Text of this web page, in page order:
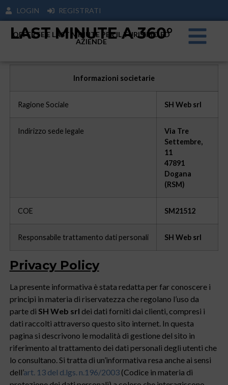
LOGIN REGISTRATI
LAST MINUTE A 360°
OFFERTE E LAST MINUTE PER IL TURISIMO ED
AZIENDE
Informazioni societarie
Ragione Sociale SH Web srl
Indirizzo sede legale
Via Tre
Settembre,
11
47891
Dogana
(RSM)
COE SM21512
Responsabile trattamento dati personali SH Web srl
Privacy Policy
La presente informativa è stata redatta per far conoscere i
principi in materia di riservatezza che regolano l’uso da
parte di SH Web srl dei dati forniti dai clienti, compresi i
dati raccolti attraverso questo sito internet. In questa
pagina si descrivono le modalità di gestione del sito in
riferimento al trattamento dei dati personali degli utenti che
lo consultano. Si tratta di un’informativa resa anche ai sensi
dell’art. 13 del d.lgs. n.196/2003(Codice in materia di